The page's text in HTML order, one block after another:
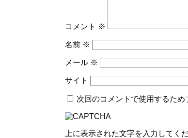
コメント ※
名前 ※
メール ※
サイト
次回のコメントで使用するため
上に表示された文字を入力してくだ